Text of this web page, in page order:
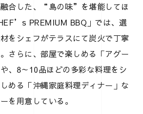
合した、“島の味”を堪能してほ
PREMIUM BBQ」では、選
をシェフがテラスにて炭火で丁寧
さらに、部屋で楽しめる「アグー
、8～10品ほどの多彩な料理をシ
める「沖縄家庭料理ディナー」な
を用意している。